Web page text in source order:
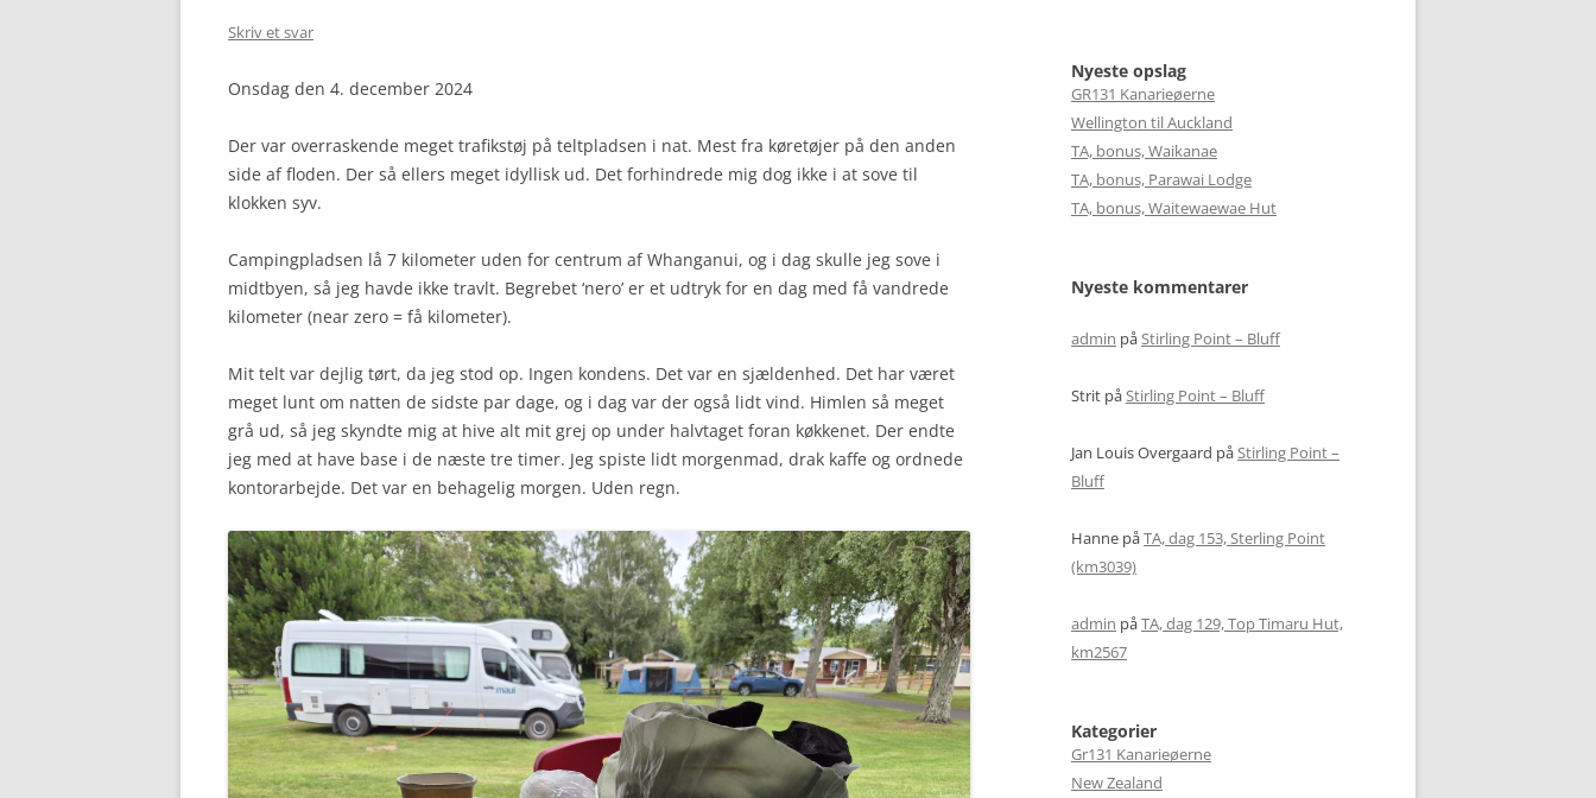
Skriv et svar
Onsdag den 4. december 2024
Der var overraskende meget trafikstøj på teltpladsen i nat. Mest fra køretøjer på den anden
side af floden. Der så ellers meget idyllisk ud. Det forhindrede mig dog ikke i at sove til
klokken syv.
Campingpladsen lå 7 kilometer uden for centrum af Whanganui, og i dag skulle jeg sove i
midtbyen, så jeg havde ikke travlt. Begrebet ‘nero’ er et udtryk for en dag med få vandrede
kilometer (near zero = få kilometer).
Mit telt var dejlig tørt, da jeg stod op. Ingen kondens. Det var en sjældenhed. Det har været
meget lunt om natten de sidste par dage, og i dag var der også lidt vind. Himlen så meget
grå ud, så jeg skyndte mig at hive alt mit grej op under halvtaget foran køkkenet. Der endte
jeg med at have base i de næste tre timer. Jeg spiste lidt morgenmad, drak kaffe og ordnede
kontorarbejde. Det var en behagelig morgen. Uden regn.
Nyeste opslag
GR131 Kanarieøerne
Wellington til Auckland
TA, bonus, Waikanae
TA, bonus, Parawai Lodge
TA, bonus, Waitewaewae Hut
Nyeste kommentarer
admin påStirling Point – Bluff
Strit påStirling Point – Bluff
Jan Louis Overgaard påStirling Point –
Bluff
Hanne påTA, dag 153, Sterling Point
(km3039)
admin påTA, dag 129, Top Timaru Hut,
km2567
Kategorier
Gr131 Kanarieøerne
New Zealand